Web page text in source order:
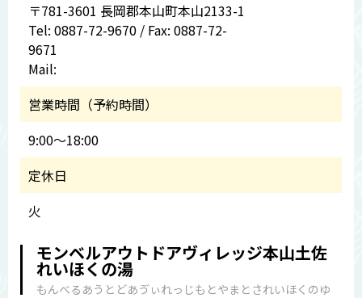
〒781-3601 長岡郡本山町本山2133-1
Tel: 0887-72-9670 / Fax: 0887-72-
9671
Mail:
営業時間（予約時間）
9:00～18:00
定休日
火
モンベルアウトドアヴィレッジ本山土佐
れいほくの湯
もんべるあうとどあゔぃれっじもとやまとされいほくのゆ